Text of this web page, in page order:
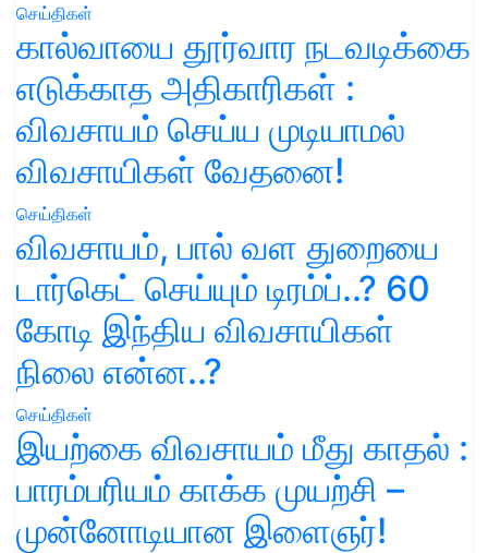
செய்திகள்
கால்வாயை தூர்வார நடவடிக்கை
எடுக்காத அதிகாரிகள் :
விவசாயம் செய்ய முடியாமல்
விவசாயிகள் வேதனை!
செய்திகள்
விவசாயம், பால் வள துறையை
டார்கெட் செய்யும் டிரம்ப்..? 60
கோடி இந்திய விவசாயிகள்
நிலை என்ன..?
செய்திகள்
இயற்கை விவசாயம் மீது காதல் :
பாரம்பரியம் காக்க முயற்சி –
முன்னோடியான இளைஞர்!